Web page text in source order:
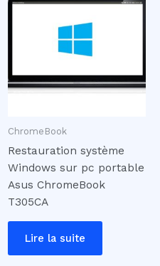
ChromeBook
Restauration système
Windows sur pc portable
Asus ChromeBook
T305CA
Lire la suite